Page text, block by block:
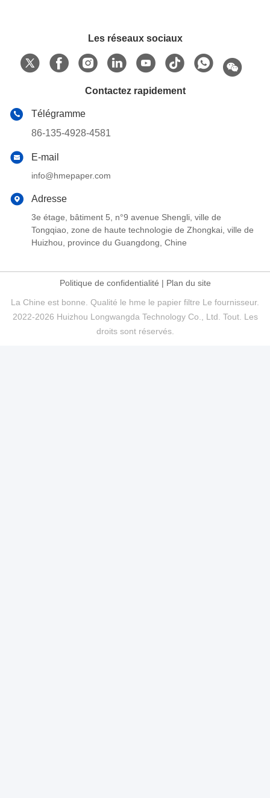
Les réseaux sociaux
Contactez rapidement
Télégramme
86-135-4928-4581
E-mail
info@hmepaper.com
Adresse
3e étage, bâtiment 5, n°9 avenue Shengli, ville de
Tongqiao, zone de haute technologie de Zhongkai, ville de
Huizhou, province du Guangdong, Chine
Politique de confidentialité | Plan du site
La Chine est bonne. Qualité le hme le papier filtre Le fournisseur.
2022-2026 Huizhou Longwangda Technology Co., Ltd. Tout. Les
droits sont réservés.